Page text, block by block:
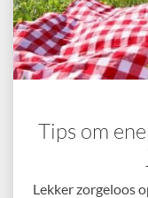
Tips om
Lekker zorgeloos